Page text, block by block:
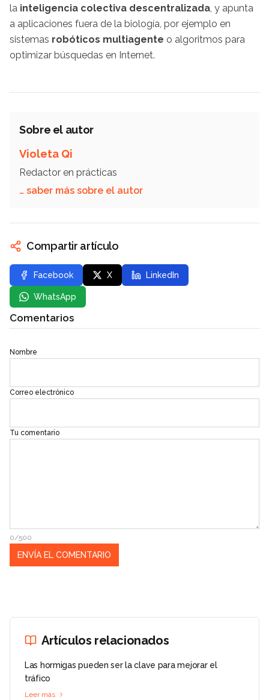
la inteligencia colectiva descentralizada, y apunta
a aplicaciones fuera de la biología, por ejemplo en
sistemas robóticos multiagente o algoritmos para
optimizar búsquedas en Internet.
Sobre el autor
Violeta Qi
Redactor en prácticas
… saber más sobre el autor
Compartir artículo
Facebook X LinkedIn
WhatsApp
Comentarios
Nombre
Correo electrónico
Tu comentario
0/500
Artículos relacionados
Las hormigas pueden ser la clave para mejorar el
tráfico
Leer más